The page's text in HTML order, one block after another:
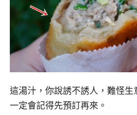
這湯汁，你說誘不誘人，難怪生
一定會記得先預訂再來。